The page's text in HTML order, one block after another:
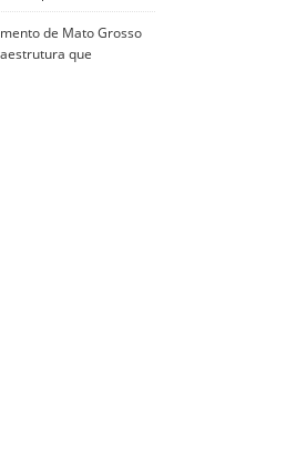
de Mato Grosso
que